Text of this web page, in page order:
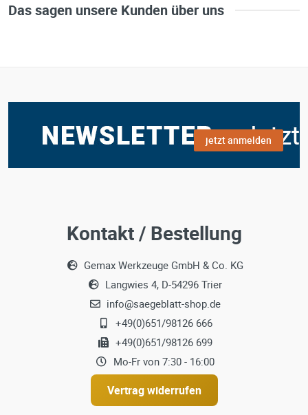
Das sagen unsere Kunden über uns
jetzt anmelden
Kontakt / Bestellung
Gemax Werkzeuge GmbH & Co. KG
Langwies 4, D-54296 Trier
info@saegeblatt-shop.de
+49(0)651/98126 666
+49(0)651/98126 699
Mo-Fr von 7:30 - 16:00
Vertrag widerrufen